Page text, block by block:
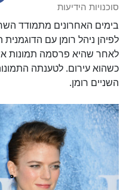
סוכנויות הידיעות
לפיהן ניהל רומן עם
לאחר שהיא פרסמה תמונות
כשהוא עירום. לטענתה
השניים רומן.